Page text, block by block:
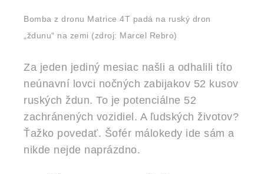
Bomba z dronu Matrice 4T padá na ruský dron
„ždunu“ na zemi (zdroj: Marcel Rebro)
Za jeden jediný mesiac našli a odhalili títo
neúnavní lovci nočných zabijakov 52 kusov
ruských ždun. To je potenciálne 52
zachránených vozidiel. A ľudských životov?
Ťažko povedať. Šofér málokedy ide sám a
nikde nejde naprázdno.